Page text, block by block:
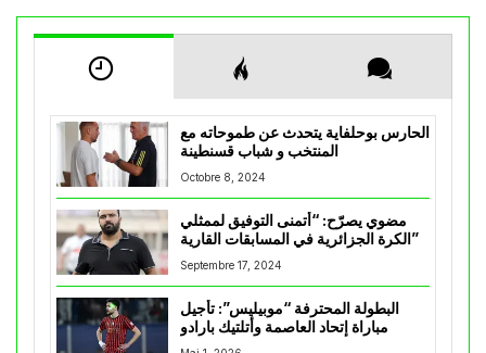
الحارس بوحلفاية يتحدث عن طموحاته مع
المنتخب و شباب قسنطينة
Octobre 8, 2024
مضوي يصرّح: “أتمنى التوفيق لممثلي
الكرة الجزائرية في المسابقات القارية”
Septembre 17, 2024
البطولة المحترفة “موبيليس”: تأجيل
مباراة إتحاد العاصمة وأتلتيك بارادو